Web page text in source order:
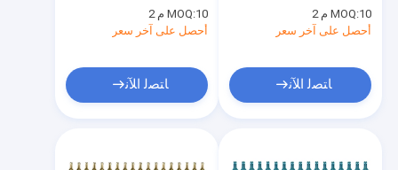
* 210 سم بلون ذهبي
باهت
MOQ:10 م 2
أحصل على آخر سعر
ﺎﺘﺼﻟ ﺍﻶﻧ
المعمارية
MOQ:10 م 2
أحصل على آخر سعر
ﺎﺘﺼﻟ ﺍﻶﻧ